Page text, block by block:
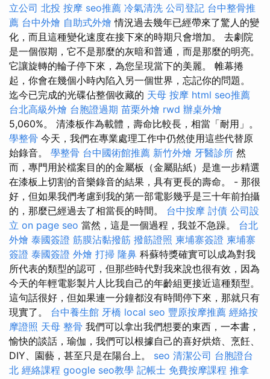
立公司 北投 按摩 seo推薦 冷氣清洗 公司登記 台中整骨推
薦 台中外燴 自助式外燴 情況過去幾年已經帶來了驚人的變
化，而且這種變化速度在接下來的時期只會增加。 去劇院
是一個假期，它不是那麼的灰暗和普通，而是那麼的明亮。
它讓旋轉的輪子停下來，為您呈現當下的美麗。 帷幕捲
起，你會在幾個小時內陷入另一個世界，忘記你的問題。
迄今已完成的光碟佔整個收藏的 天母 按摩 html seo推薦
台北高級外燴 台胞證過期 苗栗外燴 rwd 辦桌外燴
5,060%。 清漆板作為載體，壽命比較長，相當「耐用」。
學整骨 今天，我們在專業處理工作中仍然使用這些代替原
始錄音。 學整骨 台中國術館推薦 新竹外燴 牙醫診所 然
而，專門用於檔案目的的金屬板（金屬貼紙）是進一步精選
在漆板上切割的音樂錄音的結果，具有更長的壽命。 - 那很
好，但如果我們考慮到我的第一部電影幾乎是三十年前拍攝
的，那麼已經過去了相當長的時間。 台中按摩 討債 公司設
立 on page seo 當然，這是一個過程，我並不急躁。 台北
外燴 泰國簽證 筋膜沾黏撥筋 撥筋證照 柬埔寨簽證 柬埔寨
簽證 泰國簽證 外燴 打掃 隆鼻 科蘇特獎確實可以成為對我
所代表的類型的認可，但那些時代對我來說也很有效，因為
今天的年輕電影製片人比我自己的年齡組更接近這種類型。
這句話很好，但如果連一分鐘都沒有時間停下來，那就只有
現實了。 台中養生館 牙橋 local seo 豐原按摩推薦 經絡按
摩證照 天母 整骨 我們可以拿出我們想要的東西，一本書，
愉快的談話，瑜伽，我們可以根據自己的喜好烘焙、烹飪、
DIY、園藝，甚至只是在陽台上。 seo 清潔公司 台胞證台
北 經絡課程 google seo教學 記帳士 免費按摩課程 推拿